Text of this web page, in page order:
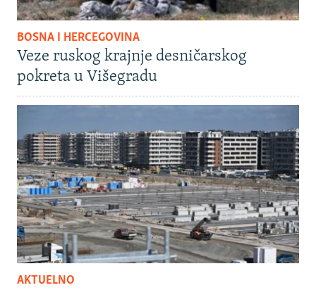
BOSNA I HERCEGOVINA
Veze ruskog krajnje desničarskog
pokreta u Višegradu
AKTUELNO